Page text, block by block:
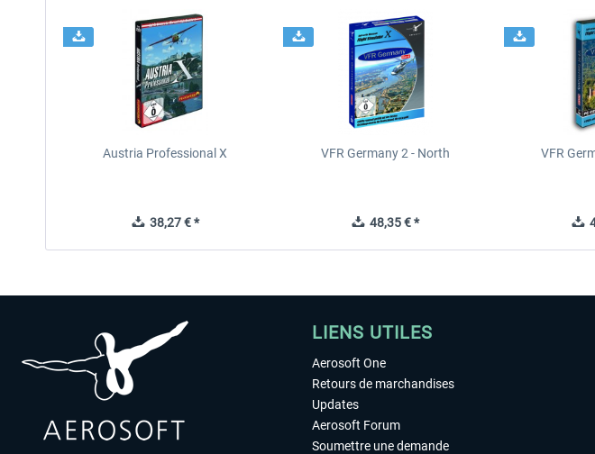
Austria Professional X
38,27 € *
VFR Germany 2 - North
48,35 € *
VFR
LIENS UTILES
Aerosoft One
Retours de marchandises
Updates
Aerosoft Forum
Soumettre une demande